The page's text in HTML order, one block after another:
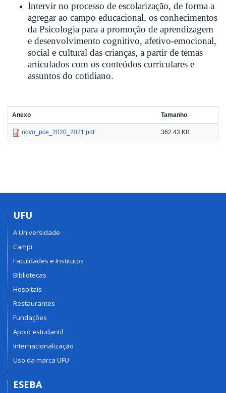
Intervir no processo de escolarização, de forma a
agregar ao campo educacional, os conhecimentos
da Psicologia para a promoção de aprendizagem
e desenvolvimento cognitivo, afetivo-emocional,
social e cultural das crianças, a partir de temas
articulados com os conteúdos curriculares e
assuntos do cotidiano.
Anexo Tamanho
novo_pce_2020_2021.pdf 362.43 KB
UFU
A Universidade
Campi
Faculdades e Institutos
Bibliotecas
Hospitais
Restaurantes
Fundações
Apoio estudantil
Internacionalização
Uso da marca UFU
ESEBA